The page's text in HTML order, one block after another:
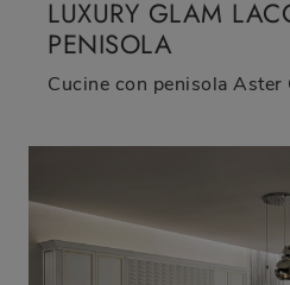
LUXURY GLAM
PENISOLA